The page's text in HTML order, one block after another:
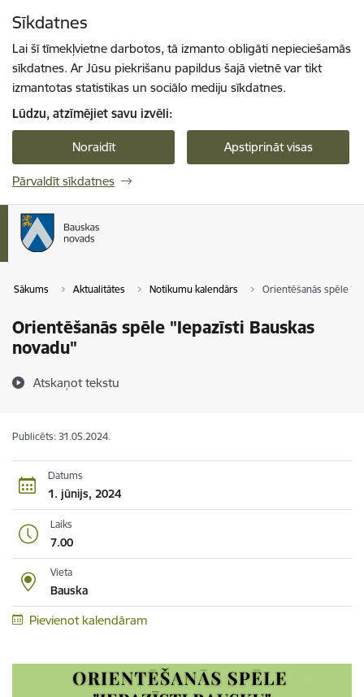
Sīkdatnes
Lai šī tīmekļvietne darbotos, tā izmanto obligāti nepieciešamās
sīkdatnes. Ar Jūsu piekrišanu papildus šajā vietnē var tikt
izmantotas statistikas un sociālo mediju sīkdatnes.
Lūdzu, atzīmējiet savu izvēli:
Noraidīt Apstiprināt visas
Pārvaldīt sīkdatnes
Sākums Aktualitātes Notikumu kalendārs Orientēšanās spēle
Orientēšanās spēle "Iepazīsti Bauskas
novadu"
Atskaņot tekstu
Publicēts: 31.05.2024.
Datums
1. jūnijs, 2024
Laiks
7.00
Vieta
Bauska
Pievienot kalendāram